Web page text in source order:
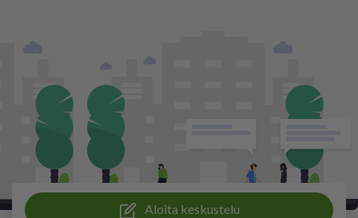
Aloita keskustelu